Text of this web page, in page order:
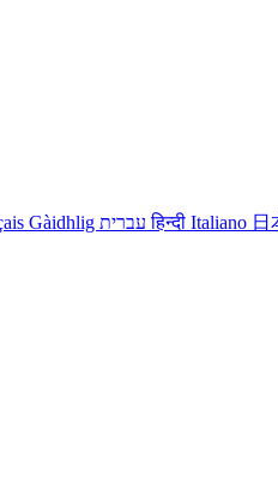
Gàidhlig עבריתहिन्दी Italiano 日